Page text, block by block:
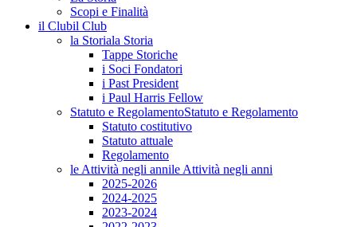
Scopi e Finalità
il Clubil Club
la Storiala Storia
Tappe Storiche
i Soci Fondatori
i Past President
i Paul Harris Fellow
Statuto e RegolamentoStatuto e Regolamento
Statuto costitutivo
Statuto attuale
Regolamento
le Attività negli annile Attività negli anni
2025-2026
2024-2025
2023-2024